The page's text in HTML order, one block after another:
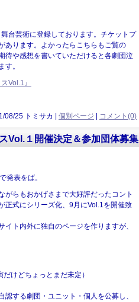
台芸術に登録しております。チケットプ
あります。よかったらこちらもご覧の
待や感想を書いていただけると各劇団泣
す。
Vol.1』
08/25 トミサカ | 個別ページ コメント(0)
Vol.１開催決定＆参加団体募集
発表をば。
がらもおかげさまで大好評だったコント
正式にシリーズ化、9月にVol.1を開催致
ト内外に独自のページを作りますが、
けどちょっとまだ未定）
する劇団・ユニット・個人を公募し、